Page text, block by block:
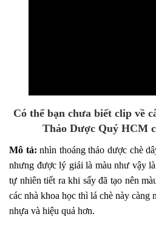
Có thể bạn chưa biết clip về
Thảo Dược Quý HCM
Mô tả: nhìn thoáng thảo dược chè
nhưng được lý giải là màu như vậy
tự nhiên tiết ra khi sấy đã tạo nên
các nhà khoa học thì lá chè này càng
nhựa và hiệu quả hơn.